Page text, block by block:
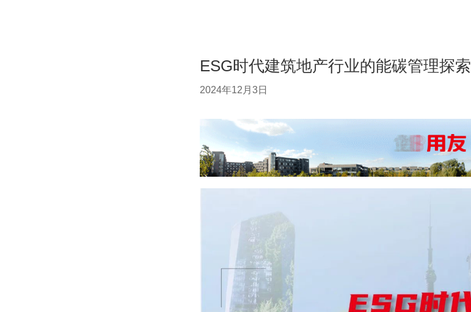
ESG时代建筑地产行业的能碳管理探索
2024年12月3日